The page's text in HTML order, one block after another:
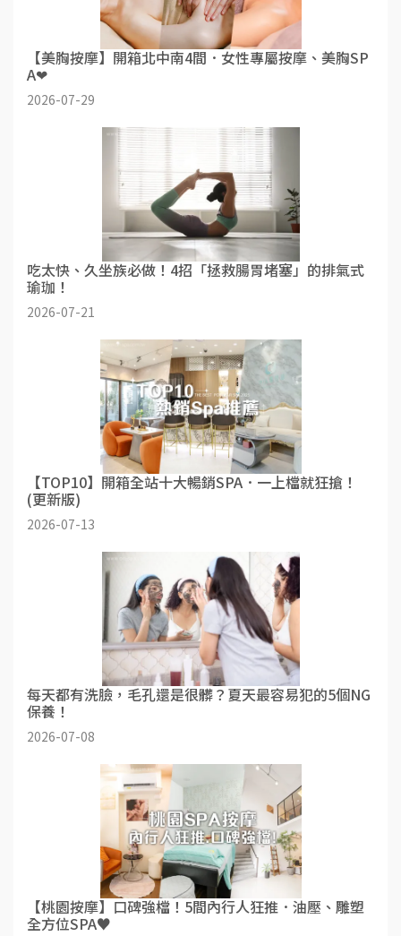
【美胸按摩】開箱北中南4間．女性專屬按摩、美胸SP
A❤
2026-07-29
吃太快、久坐族必做！4招「拯救腸胃堵塞」的排氣式
瑜珈！
2026-07-21
【TOP10】開箱全站十大暢銷SPA．一上檔就狂搶！
(更新版)
2026-07-13
每天都有洗臉，毛孔還是很髒？夏天最容易犯的5個NG
保養！
2026-07-08
【桃園按摩】口碑強檔！5間內行人狂推．油壓、雕塑
全方位SPA♥